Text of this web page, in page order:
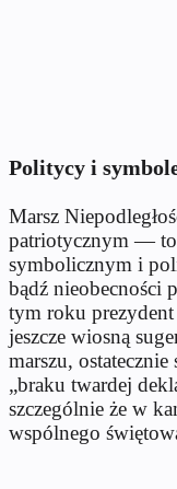
Politycy i
Marsz
patriotycznym — to
symbolicznym i
bądź
tym roku
jeszcze wiosną
marszu, ostatecznie
„braku twardej
szczególnie że w
wspólnego